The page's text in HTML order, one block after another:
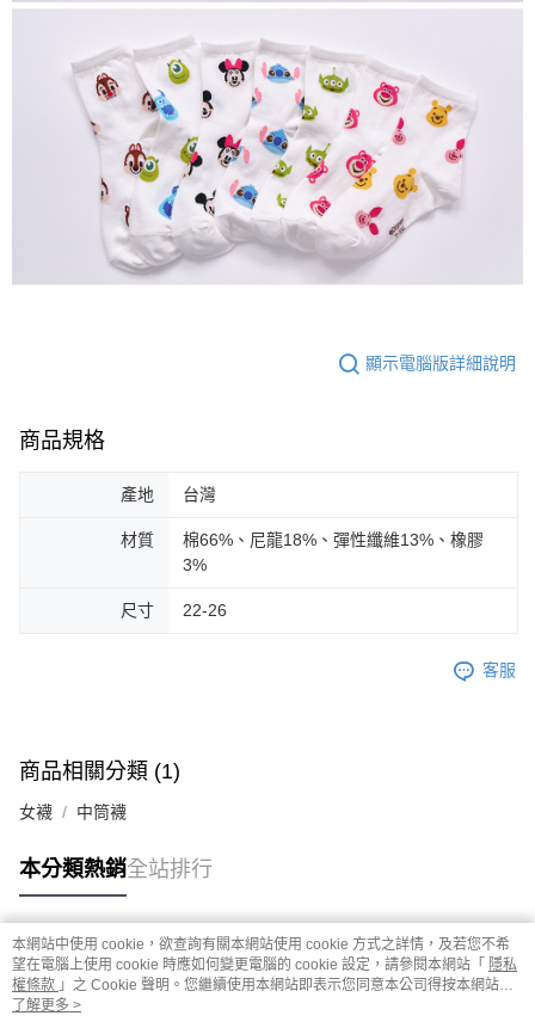
顯示電腦版詳細說明
商品規格
產地 台灣
材質
棉66%、尼龍18%、彈性纖維13%、橡膠
3%
尺寸 22-26
客服
商品相關分類 (1)
女襪 中筒襪
本分類熱銷全站排行
熱門標籤
本網站中使用 cookie，欲查詢有關本網站使用 cookie 方式之詳情，及若您不希
望在電腦上使用 cookie 時應如何變更電腦的 cookie 設定，請參閱本網站「 隱私
權條款 」之 Cookie 聲明。您繼續使用本網站即表示您同意本公司得按本網站使
用條款之 Cookie 聲明使用 cookie。
了解更多 >